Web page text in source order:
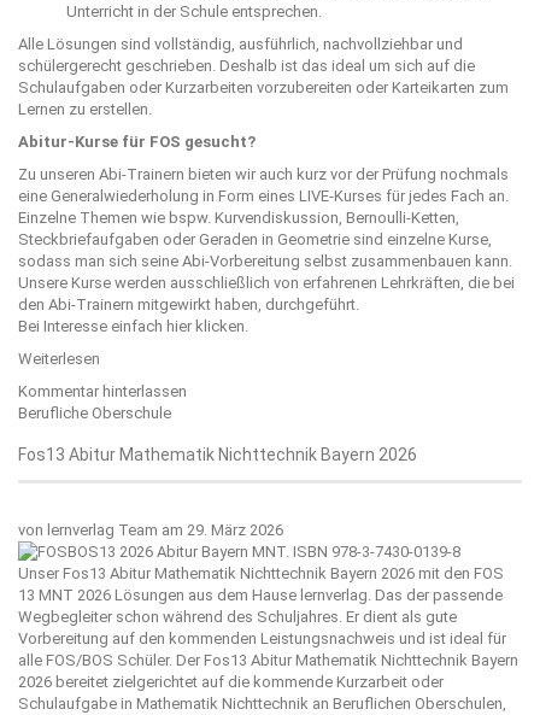
Unterricht in der Schule entsprechen.
Alle Lösungen sind vollständig, ausführlich, nachvollziehbar und
schülergerecht geschrieben. Deshalb ist das ideal um sich auf die
Schulaufgaben oder Kurzarbeiten vorzubereiten oder Karteikarten zum
Lernen zu erstellen.
Abitur-Kurse für FOS gesucht?
Zu unseren Abi-Trainern bieten wir auch kurz vor der Prüfung nochmals
eine Generalwiederholung in Form eines LIVE-Kurses für jedes Fach an.
Einzelne Themen wie bspw. Kurvendiskussion, Bernoulli-Ketten,
Steckbriefaufgaben oder Geraden in Geometrie sind einzelne Kurse,
sodass man sich seine Abi-Vorbereitung selbst zusammenbauen kann.
Unsere Kurse werden ausschließlich von erfahrenen Lehrkräften, die bei
den Abi-Trainern mitgewirkt haben, durchgeführt.
Bei Interesse einfach hier klicken.
Weiterlesen
Kommentar hinterlassen
Berufliche Oberschule
Fos13 Abitur Mathematik Nichttechnik Bayern 2026
von lernverlag Team am 29. März 2026
Unser Fos13 Abitur Mathematik Nichttechnik Bayern 2026 mit den FOS
13 MNT 2026 Lösungen aus dem Hause lernverlag. Das der passende
Wegbegleiter schon während des Schuljahres. Er dient als gute
Vorbereitung auf den kommenden Leistungsnachweis und ist ideal für
alle FOS/BOS Schüler. Der Fos13 Abitur Mathematik Nichttechnik Bayern
2026 bereitet zielgerichtet auf die kommende Kurzarbeit oder
Schulaufgabe in Mathematik Nichttechnik an Beruflichen Oberschulen,